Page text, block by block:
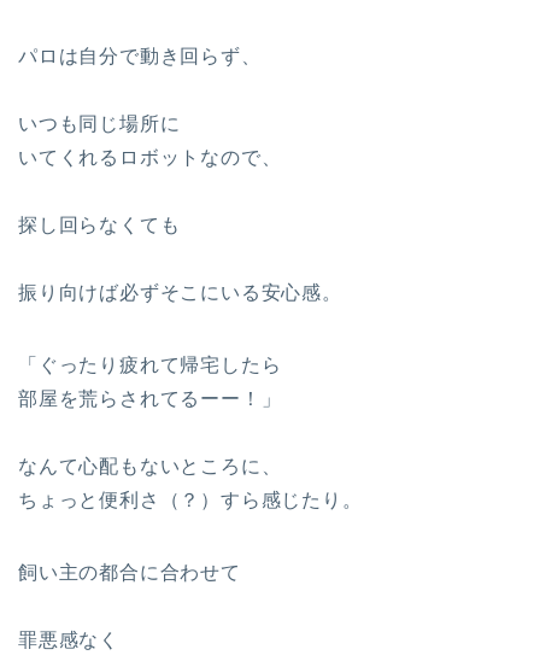
パロは自分で動き回らず、
いつも同じ場所に
いてくれるロボットなので、
探し回らなくても
振り向けば必ずそこにいる安心感。
「ぐったり疲れて帰宅したら
部屋を荒らされてるーー！」
なんて心配もないところに、
ちょっと便利さ（？）すら感じたり。
飼い主の都合に合わせて
罪悪感なく